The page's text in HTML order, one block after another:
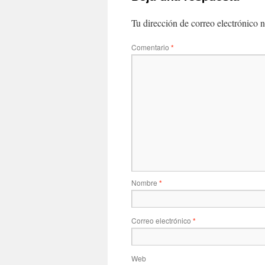
Tu dirección de correo electrónico
Comentario *
Nombre *
Correo electrónico *
Web